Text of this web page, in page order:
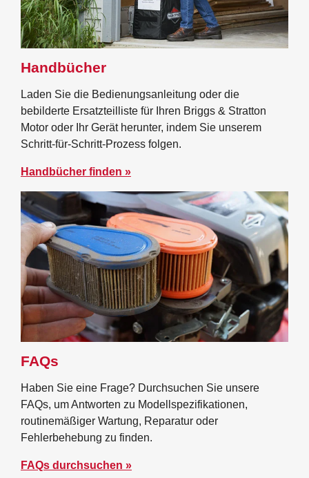
Handbücher
Laden Sie die Bedienungsanleitung oder die
bebilderte Ersatzteilliste für Ihren Briggs & Stratton
Motor oder Ihr Gerät herunter, indem Sie unserem
Schritt-für-Schritt-Prozess folgen.
Handbücher finden »
FAQs
Haben Sie eine Frage? Durchsuchen Sie unsere
FAQs, um Antworten zu Modellspezifikationen,
routinemäßiger Wartung, Reparatur oder
Fehlerbehebung zu finden.
FAQs durchsuchen »